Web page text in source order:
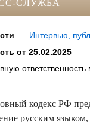
СЛУЖБА
Интервью,
от 25.02.2025
кодекс РФ
русским